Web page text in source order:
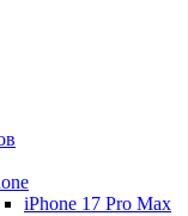
iPhone 17 Pro Max